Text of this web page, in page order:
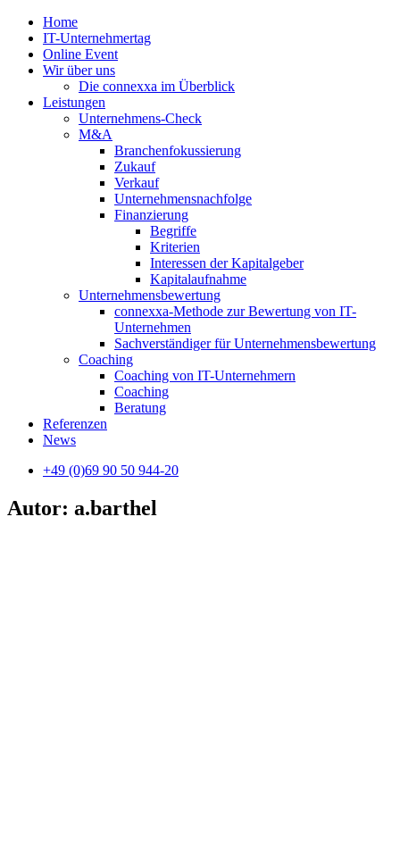
Home
IT-Unternehmertag
Online Event
Wir über uns
Die connexxa im Überblick
Leistungen
Unternehmens-Check
M&A
Branchenfokussierung
Zukauf
Verkauf
Unternehmensnachfolge
Finanzierung
Begriffe
Kriterien
Interessen der Kapitalgeber
Kapitalaufnahme
Unternehmensbewertung
connexxa-Methode zur Bewertung von IT-
Unternehmen
Sachverständiger für Unternehmensbewertung
Coaching
Coaching von IT-Unternehmern
Coaching
Beratung
Referenzen
News
+49 (0)69 90 50 944-20
Autor: a.barthel